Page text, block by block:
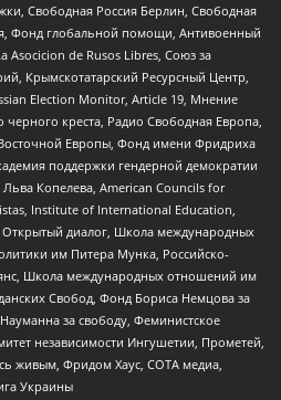
Свободная Россия Берлин, Свободная
Фонд глобальной помощи, Антивоенный
Asocicion de Rusos Libres, Союз за
Крымскотатарский Ресурсный Центр,
Election Monitor, Article 19, Мнение
креста, Радио Свободная Европа,
Европы, Фонд имени Фридриха
поддержки гендерной демократии
Копелева, American Councils for
Institute of International Education,
диалог, Школа международных
им Питера Мунка, Российско-
Школа международных отношений им
Свобод, Фонд Бориса Немцова за
за свободу, Феминистское
независимости Ингушетии, Прометей,
живым, Фридом Хаус, СОТА медиа,
Украины